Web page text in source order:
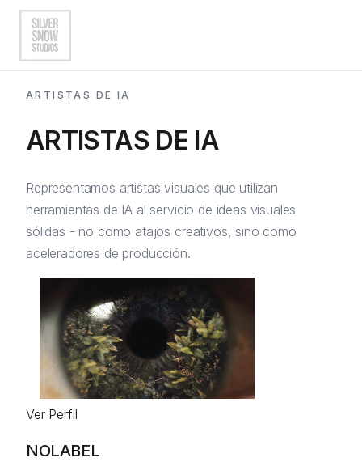
Artistas
Directores de Fotografía
Fotógrafos
Artistas IA
ARTISTAS DE IA
ARTISTAS DE IA
Representamos artistas visuales que utilizan
herramientas de IA al servicio de ideas visuales
sólidas - no como atajos creativos, sino como
aceleradores de producción.
Ver Perfil
NOLABEL